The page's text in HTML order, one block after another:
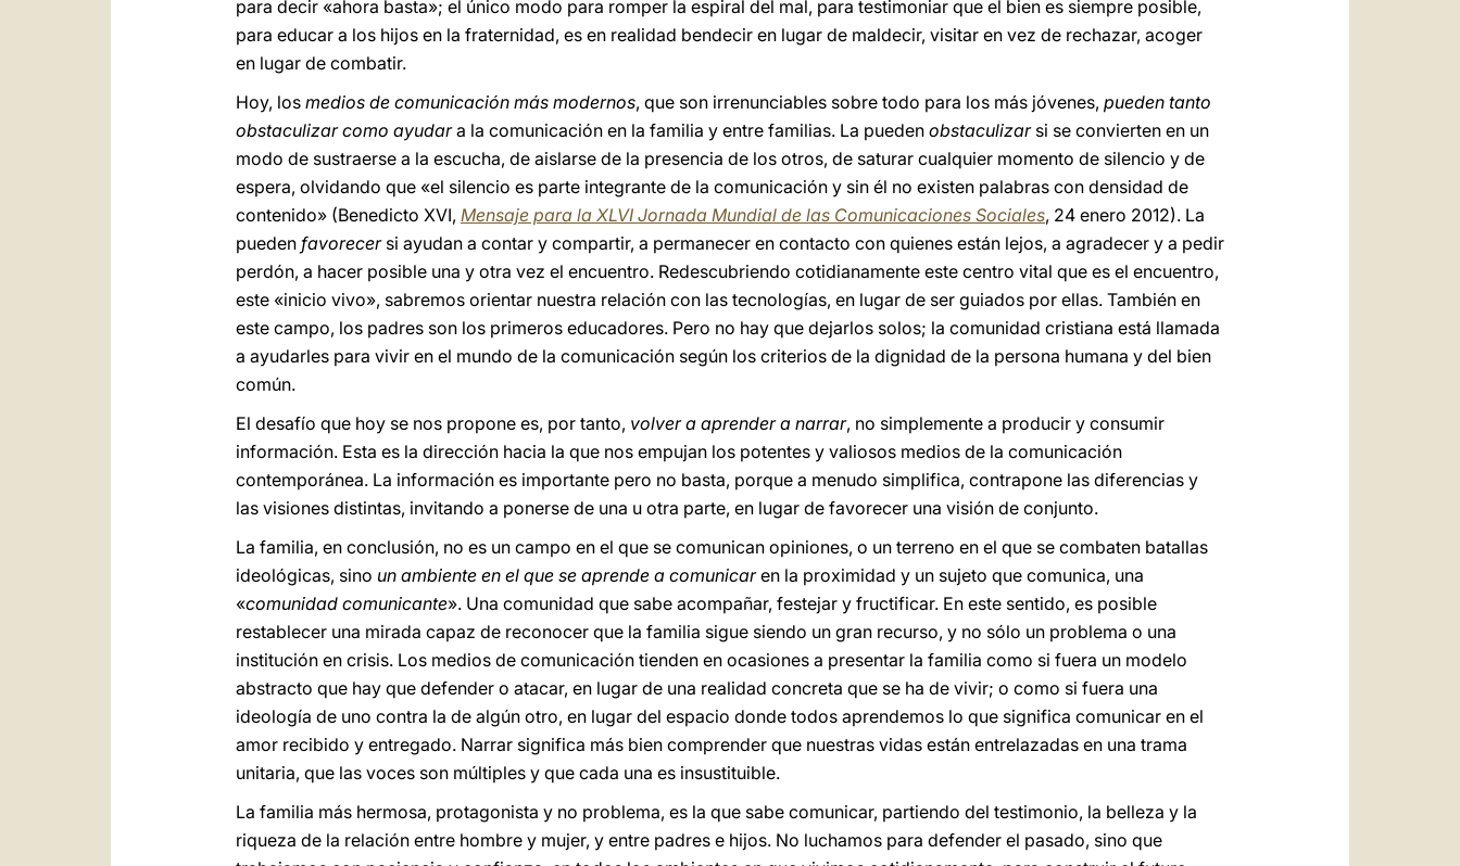
para decir «ahora basta»; el único modo para romper la espiral del mal, para testimoniar que el bien es siempre posible,
para educar a los hijos en la fraternidad, es en realidad bendecir en lugar de maldecir, visitar en vez de rechazar, acoger
en lugar de combatir.
Hoy, los medios de comunicación más modernos, que son irrenunciables sobre todo para los más jóvenes, pueden tanto
obstaculizar como ayudara la comunicación en la familia y entre familias. La pueden obstaculizarsi se convierten en un
modo de sustraerse a la escucha, de aislarse de la presencia de los otros, de saturar cualquier momento de silencio y de
espera, olvidando que «el silencio es parte integrante de la comunicación y sin él no existen palabras con densidad de
contenido» (Benedicto XVI, Mensaje para la XLVI Jornada Mundial de las Comunicaciones Sociales, 24 enero 2012). La
pueden favorecer si ayudan a contar y compartir, a permanecer en contacto con quienes están lejos, a agradecer y a pedir
perdón, a hacer posible una y otra vez el encuentro. Redescubriendo cotidianamente este centro vital que es el encuentro,
este «inicio vivo», sabremos orientar nuestra relación con las tecnologías, en lugar de ser guiados por ellas. También en
este campo, los padres son los primeros educadores. Pero no hay que dejarlos solos; la comunidad cristiana está llamada
a ayudarles para vivir en el mundo de la comunicación según los criterios de la dignidad de la persona humana y del bien
común.
El desafío que hoy se nos propone es, por tanto, volver a aprender a narrar, no simplemente a producir y consumir
información. Esta es la dirección hacia la que nos empujan los potentes y valiosos medios de la comunicación
contemporánea. La información es importante pero no basta, porque a menudo simplifica, contrapone las diferencias y
las visiones distintas, invitando a ponerse de una u otra parte, en lugar de favorecer una visión de conjunto.
La familia, en conclusión, no es un campo en el que se comunican opiniones, o un terreno en el que se combaten batallas
ideológicas, sino un ambiente en el que se aprende a comunicaren la proximidad y un sujeto que comunica, una
«comunidad comunicante». Una comunidad que sabe acompañar, festejar y fructificar. En este sentido, es posible
restablecer una mirada capaz de reconocer que la familia sigue siendo un gran recurso, y no sólo un problema o una
institución en crisis. Los medios de comunicación tienden en ocasiones a presentar la familia como si fuera un modelo
abstracto que hay que defender o atacar, en lugar de una realidad concreta que se ha de vivir; o como si fuera una
ideología de uno contra la de algún otro, en lugar del espacio donde todos aprendemos lo que significa comunicar en el
amor recibido y entregado. Narrar significa más bien comprender que nuestras vidas están entrelazadas en una trama
unitaria, que las voces son múltiples y que cada una es insustituible.
La familia más hermosa, protagonista y no problema, es la que sabe comunicar, partiendo del testimonio, la belleza y la
riqueza de la relación entre hombre y mujer, y entre padres e hijos. No luchamos para defender el pasado, sino que